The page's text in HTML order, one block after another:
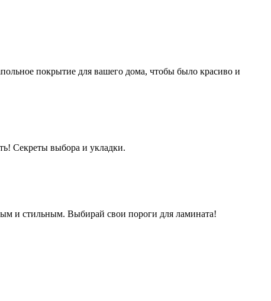
покрытие для вашего дома, чтобы было красиво и
Секреты выбора и укладки.
и стильным. Выбирай свои пороги для ламината!